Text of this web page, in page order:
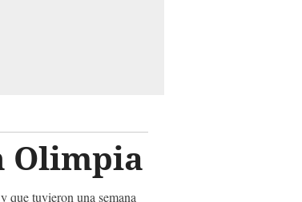
Olimpia
que tuvieron una semana